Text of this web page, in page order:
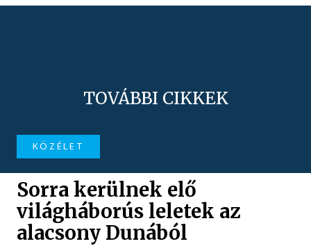
TOVÁBBI CIKKEK
KÖZÉLET
Sorra kerülnek elő
világháborús leletek az
alacsony Dunából